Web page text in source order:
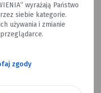
wyrażają Państwo
siebie kategorie.
używania i zmianie
zgody